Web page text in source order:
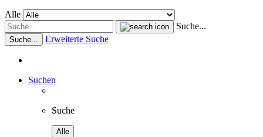
Alle
Suche...
Suche... Erweiterte Suche
Suchen
Suche
Alle